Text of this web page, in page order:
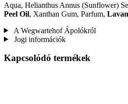
Aqua, Helianthus Annus (Sunflower)
Peel Oil, Xanthan Gum, Parfum,
A Wegwartehof Ápolókról
Jogi információk
Kapcsolódó termékek